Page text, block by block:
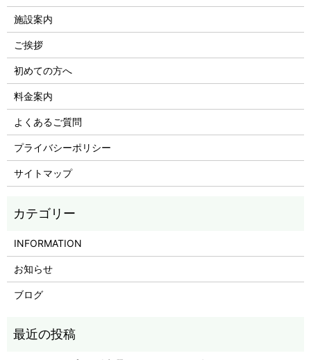
施設案内
ご挨拶
初めての方へ
料金案内
よくあるご質問
プライバシーポリシー
サイトマップ
INFORMATION
お知らせ
ブログ